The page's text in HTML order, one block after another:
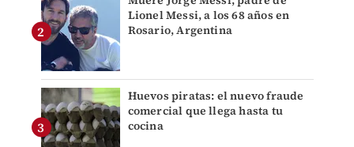
Lionel Messi, a los 68 años en
Rosario, Argentina
Huevos piratas: el nuevo fraude
comercial que llega hasta tu
cocina